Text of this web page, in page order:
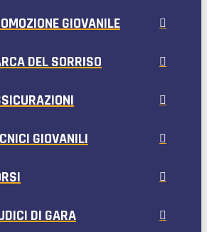
GIOVANILE
DEL SORRISO
GIOVANILI
DI GARA